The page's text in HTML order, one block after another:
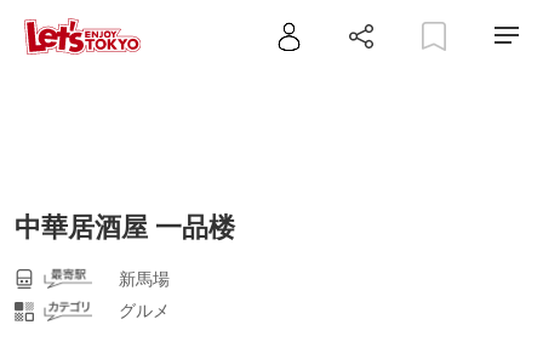
中華居酒屋 一品楼
新馬場
グルメ